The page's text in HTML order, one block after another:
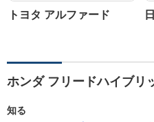
トヨタ アルファード
ホンダ フリードハイブリ
知る